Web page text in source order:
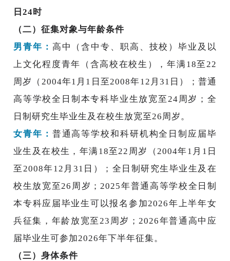
日24时
（二）征集对象与年龄条件
男青年： 高中（含中专、职高、技校）毕业及以
上文化程度青年（含高校在校生），年满18至22
周岁（2004年1月1日至2008年12月31日）；普通
高等学校全日制本专科毕业生放宽至24周岁；全
日制研究生毕业生及在校生放宽至26周岁。
女青年： 普通高等学校和科研机构全日制应届毕
业生及在校生，年满18至22周岁（2004年1月1日
至2008年12月31日）；全日制研究生毕业生及在
校生放宽至26周岁；2025年普通高等学校全日制
本专科应届毕业生可以报名参加2026年上半年女
兵征集，年龄放宽至23周岁；2026年普通高中应
届毕业生可参加2026年下半年征集。
（三）身体条件